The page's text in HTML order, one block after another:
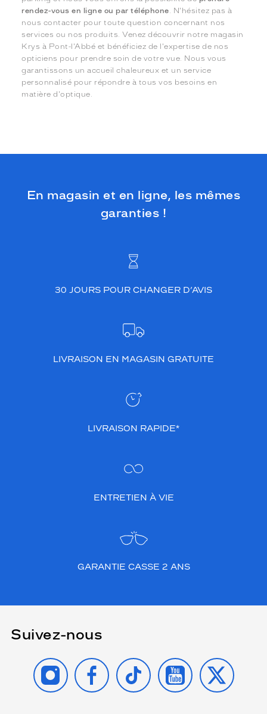
rendez-vous en ligne ou par téléphone . N'hésitez pas à
nous contacter pour toute question concernant nos
services ou nos produits. Venez découvrir notre magasin
Krys à Pont-l'Abbé et bénéficiez de l'expertise de nos
opticiens pour prendre soin de votre vue. Nous vous
garantissons un accueil chaleureux et un service
personnalisé pour répondre à tous vos besoins en
matière d'optique.
En magasin et en ligne, les mêmes
garanties !
30 JOURS POUR CHANGER D’AVIS
LIVRAISON EN MAGASIN GRATUITE
LIVRAISON RAPIDE*
ENTRETIEN À VIE
GARANTIE CASSE 2 ANS
Suivez-nous
INSTAGRAMFACEBOOK
TIKTOK YOUTUBE
X